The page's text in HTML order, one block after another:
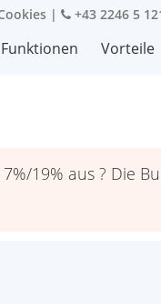
| +43 2246 5
Funktionen Vorteile
19% aus ? Die